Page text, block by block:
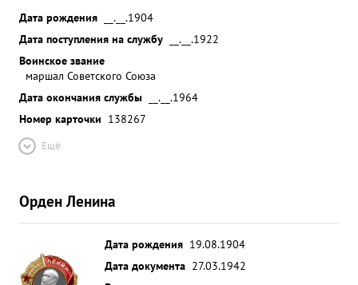
Дата рождения
__.__.1904
Дата поступления на службу
__.__.1922
Воинское звание
маршал Советского Союза
Дата окончания службы
__.__.1964
Номер карточки 138267
Ещё
Орден Ленина
Дата рождения 19.08.1904
Дата документа 27.03.1942